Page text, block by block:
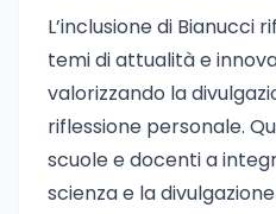
L’inclusione di Bianucci
temi di attualità e
valorizzando la
riflessione personale.
scuole e docenti a
scienza e la